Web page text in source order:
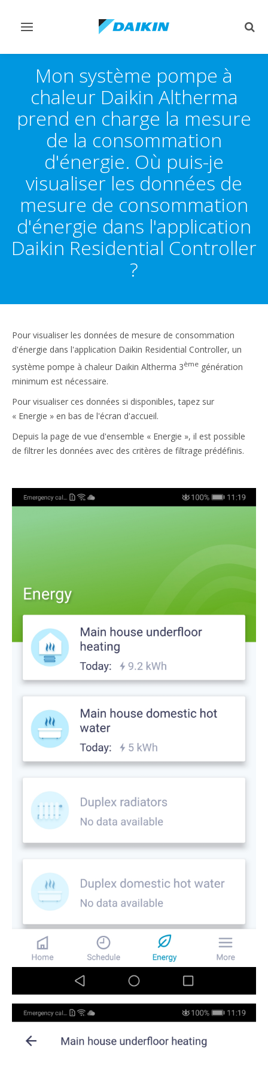
Afficher/masquer
Mon système pompe à
chaleur Daikin Altherma
prend en charge la mesure
de la consommation
d'énergie. Où puis-je
visualiser les données de
mesure de consommation
d'énergie dans l'application
Daikin Residential Controller
?
Pour visualiser les données de mesure de consommation
d'énergie dans l'application Daikin Residential Controller, un
système pompe à chaleur Daikin Altherma 3ème génération
minimum est nécessaire.
Pour visualiser ces données si disponibles, tapez sur
« Energie » en bas de l'écran d'accueil.
Depuis la page de vue d'ensemble « Energie », il est possible
de filtrer les données avec des critères de filtrage prédéfinis.